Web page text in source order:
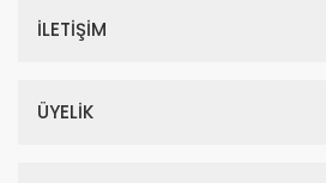
İLETİŞİM
ÜYELİK